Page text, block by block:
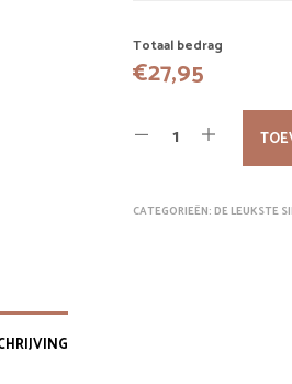
Totaal bedrag
€27,95
CATEGORIEËN:DE LEUKSTE